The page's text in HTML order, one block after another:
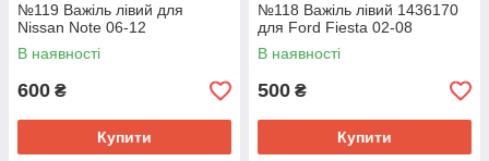
№119 Важіль лівий для
Nissan Note 06-12
В наявності
600 ₴
Купити
№118 Важіль лівий 1436170
для Ford Fiesta 02-08
В наявності
500 ₴
Купити